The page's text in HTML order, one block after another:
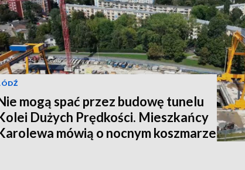
mogą spać przez budowę tunelu
Dużych Prędkości. Mieszkańcy
mówią o nocnym koszmarze